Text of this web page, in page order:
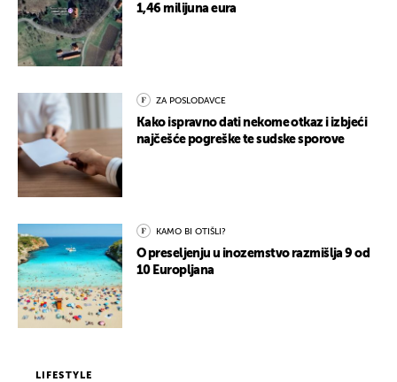
1,46 milijuna eura
ZA POSLODAVCE
Kako ispravno dati nekome otkaz i izbjeći
najčešće pogreške te sudske sporove
KAMO BI OTIŠLI?
O preseljenju u inozemstvo razmišlja 9 od
10 Europljana
LIFESTYLE